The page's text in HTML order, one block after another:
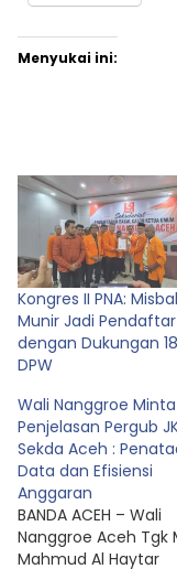
Menyukai ini:
Kongres II PNA:
Munir Jadi Pendaftar
dengan Dukungan 18
DPW
Wali Nanggroe Minta
Penjelasan Pergub
Sekda Aceh :
Data dan Efisiensi
Anggaran
BANDA ACEH – Wali
Nanggroe Aceh Tgk
Mahmud Al Haytar